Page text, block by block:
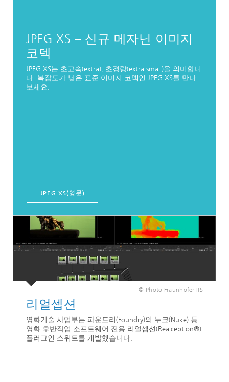
JPEG XS – 신규 메자닌 이미지
코덱
JPEG XS는 초고속(extra), 초경량(extra small)을 의미합니
다. 복잡도가 낮은 표준 이미지 코덱인 JPEG XS를 만나
보세요.
JPEG XS(영문)
© Photo Fraunhofer IIS
리얼셉션
영화기술 사업부는 파운드리(Foundry)의 누크(Nuke) 등
영화 후반작업 소프트웨어 전용 리얼셉션(Realception®)
플러그인 스위트를 개발했습니다.